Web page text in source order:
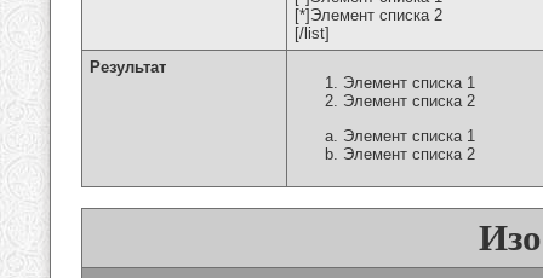
[*]Элемент списка 2
[/list]
Результат
Элемент списка 1
Элемент списка 2
Элемент списка 1
Элемент списка 2